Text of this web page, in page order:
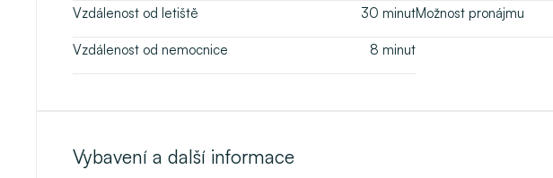
Vzdálenost od letiště 30minutMožnost pronájmu
Vzdálenost od nemocnice 8minut
Vybavení a další informace